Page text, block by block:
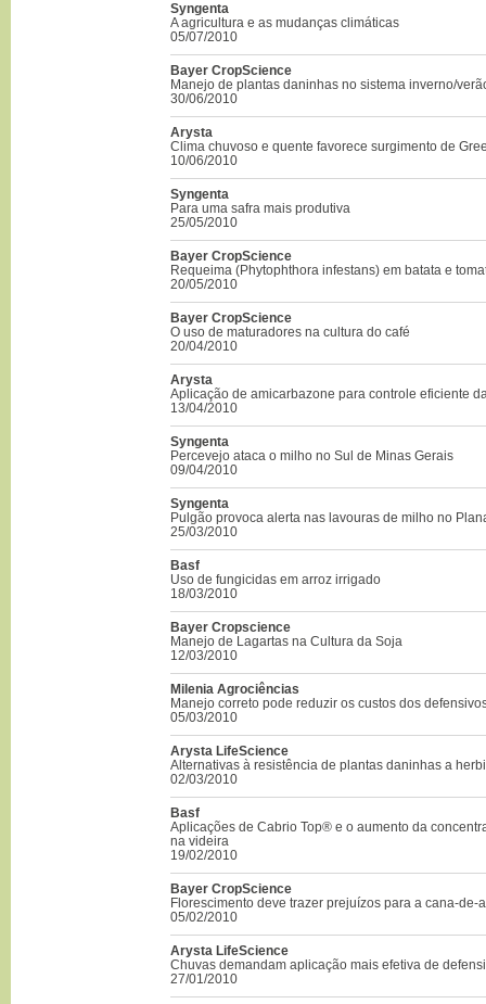
Syngenta
A agricultura e as mudanças climáticas
05/07/2010
Bayer CropScience
Manejo de plantas daninhas no sistema inverno/
30/06/2010
Arysta
Clima chuvoso e quente favorece surgimento de
10/06/2010
Syngenta
Para uma safra mais produtiva
25/05/2010
Bayer CropScience
Requeima (Phytophthora infestans) em batata e
20/05/2010
Bayer CropScience
O uso de maturadores na cultura do café
20/04/2010
Arysta
Aplicação de amicarbazone para controle eficiente
13/04/2010
Syngenta
Percevejo ataca o milho no Sul de Minas Gerais
09/04/2010
Syngenta
Pulgão provoca alerta nas lavouras de milho no
25/03/2010
Basf
Uso de fungicidas em arroz irrigado
18/03/2010
Bayer Cropscience
Manejo de Lagartas na Cultura da Soja
12/03/2010
Milenia Agrociências
Manejo correto pode reduzir os custos dos
05/03/2010
Arysta LifeScience
Alternativas à resistência de plantas daninhas a
02/03/2010
Basf
Aplicações de Cabrio Top® e o aumento da
na videira
19/02/2010
Bayer CropScience
Florescimento deve trazer prejuízos para a cana-de-
05/02/2010
Arysta LifeScience
Chuvas demandam aplicação mais efetiva de
27/01/2010